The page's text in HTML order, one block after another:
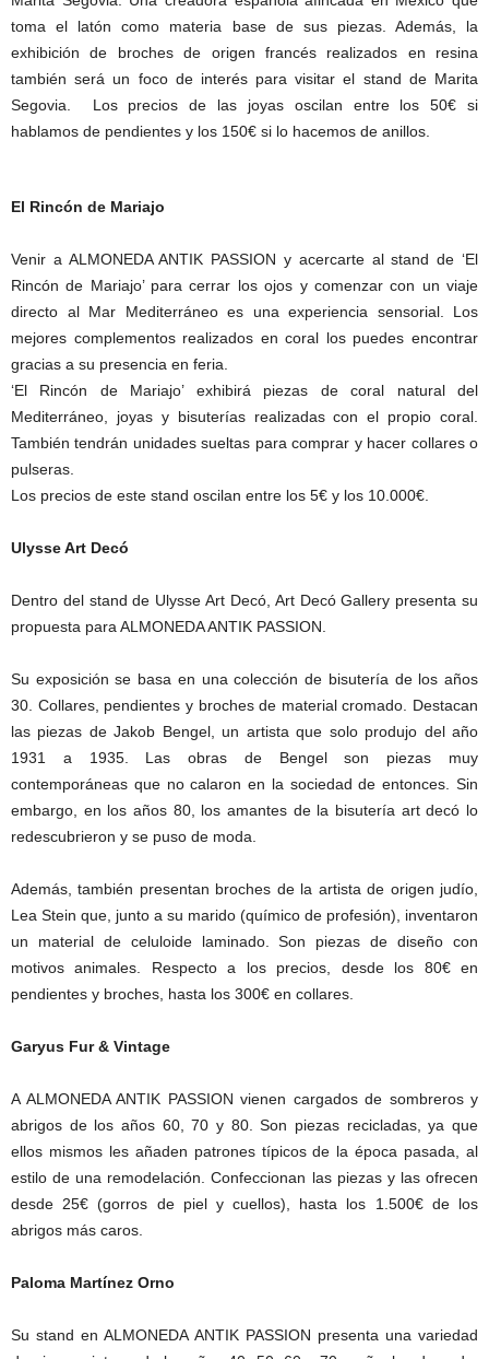
toma el latón como materia base de sus piezas. Además, la
exhibición de broches de origen francés realizados en resina
también será un foco de interés para visitar el stand de Marita
Segovia. Los precios de las joyas oscilan entre los 50€ si
hablamos de pendientes y los 150€ si lo hacemos de anillos.
El Rincón de Mariajo
Venir a ALMONEDA ANTIK PASSION y acercarte al stand de ‘El
Rincón de Mariajo’ para cerrar los ojos y comenzar con un viaje
directo al Mar Mediterráneo es una experiencia sensorial. Los
mejores complementos realizados en coral los puedes encontrar
gracias a su presencia en feria.
‘El Rincón de Mariajo’ exhibirá piezas de coral natural del
Mediterráneo, joyas y bisuterías realizadas con el propio coral.
También tendrán unidades sueltas para comprar y hacer collares o
pulseras.
Los precios de este stand oscilan entre los 5€ y los 10.000€.
Ulysse Art Decó
Dentro del stand de Ulysse Art Decó, Art Decó Gallery presenta su
propuesta para ALMONEDA ANTIK PASSION.
Su exposición se basa en una colección de bisutería de los años
30. Collares, pendientes y broches de material cromado. Destacan
las piezas de Jakob Bengel, un artista que solo produjo del año
1931 a 1935. Las obras de Bengel son piezas muy
contemporáneas que no calaron en la sociedad de entonces. Sin
embargo, en los años 80, los amantes de la bisutería art decó lo
redescubrieron y se puso de moda.
Además, también presentan broches de la artista de origen judío,
Lea Stein que, junto a su marido (químico de profesión), inventaron
un material de celuloide laminado. Son piezas de diseño con
motivos animales. Respecto a los precios, desde los 80€ en
pendientes y broches, hasta los 300€ en collares.
Garyus Fur & Vintage
A ALMONEDA ANTIK PASSION vienen cargados de sombreros y
abrigos de los años 60, 70 y 80. Son piezas recicladas, ya que
ellos mismos les añaden patrones típicos de la época pasada, al
estilo de una remodelación. Confeccionan las piezas y las ofrecen
desde 25€ (gorros de piel y cuellos), hasta los 1.500€ de los
abrigos más caros.
Paloma Martínez Orno
Su stand en ALMONEDA ANTIK PASSION presenta una variedad